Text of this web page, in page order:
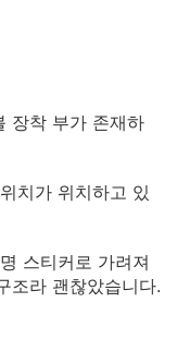
장착 부가 존재하
치가 위치하고 있
스티커로 가려져
조라 괜찮았습니다.